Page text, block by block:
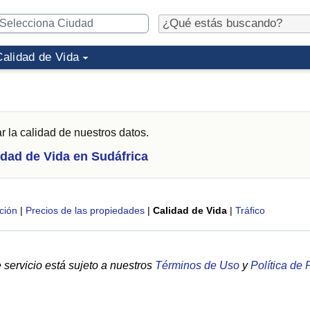
de Vida
la calidad de nuestros datos.
de Vida en Sudáfrica
| Precios de las propiedades | Calidad de Vida | Tráfico
está sujeto a nuestros Términos de Uso yPolítica de